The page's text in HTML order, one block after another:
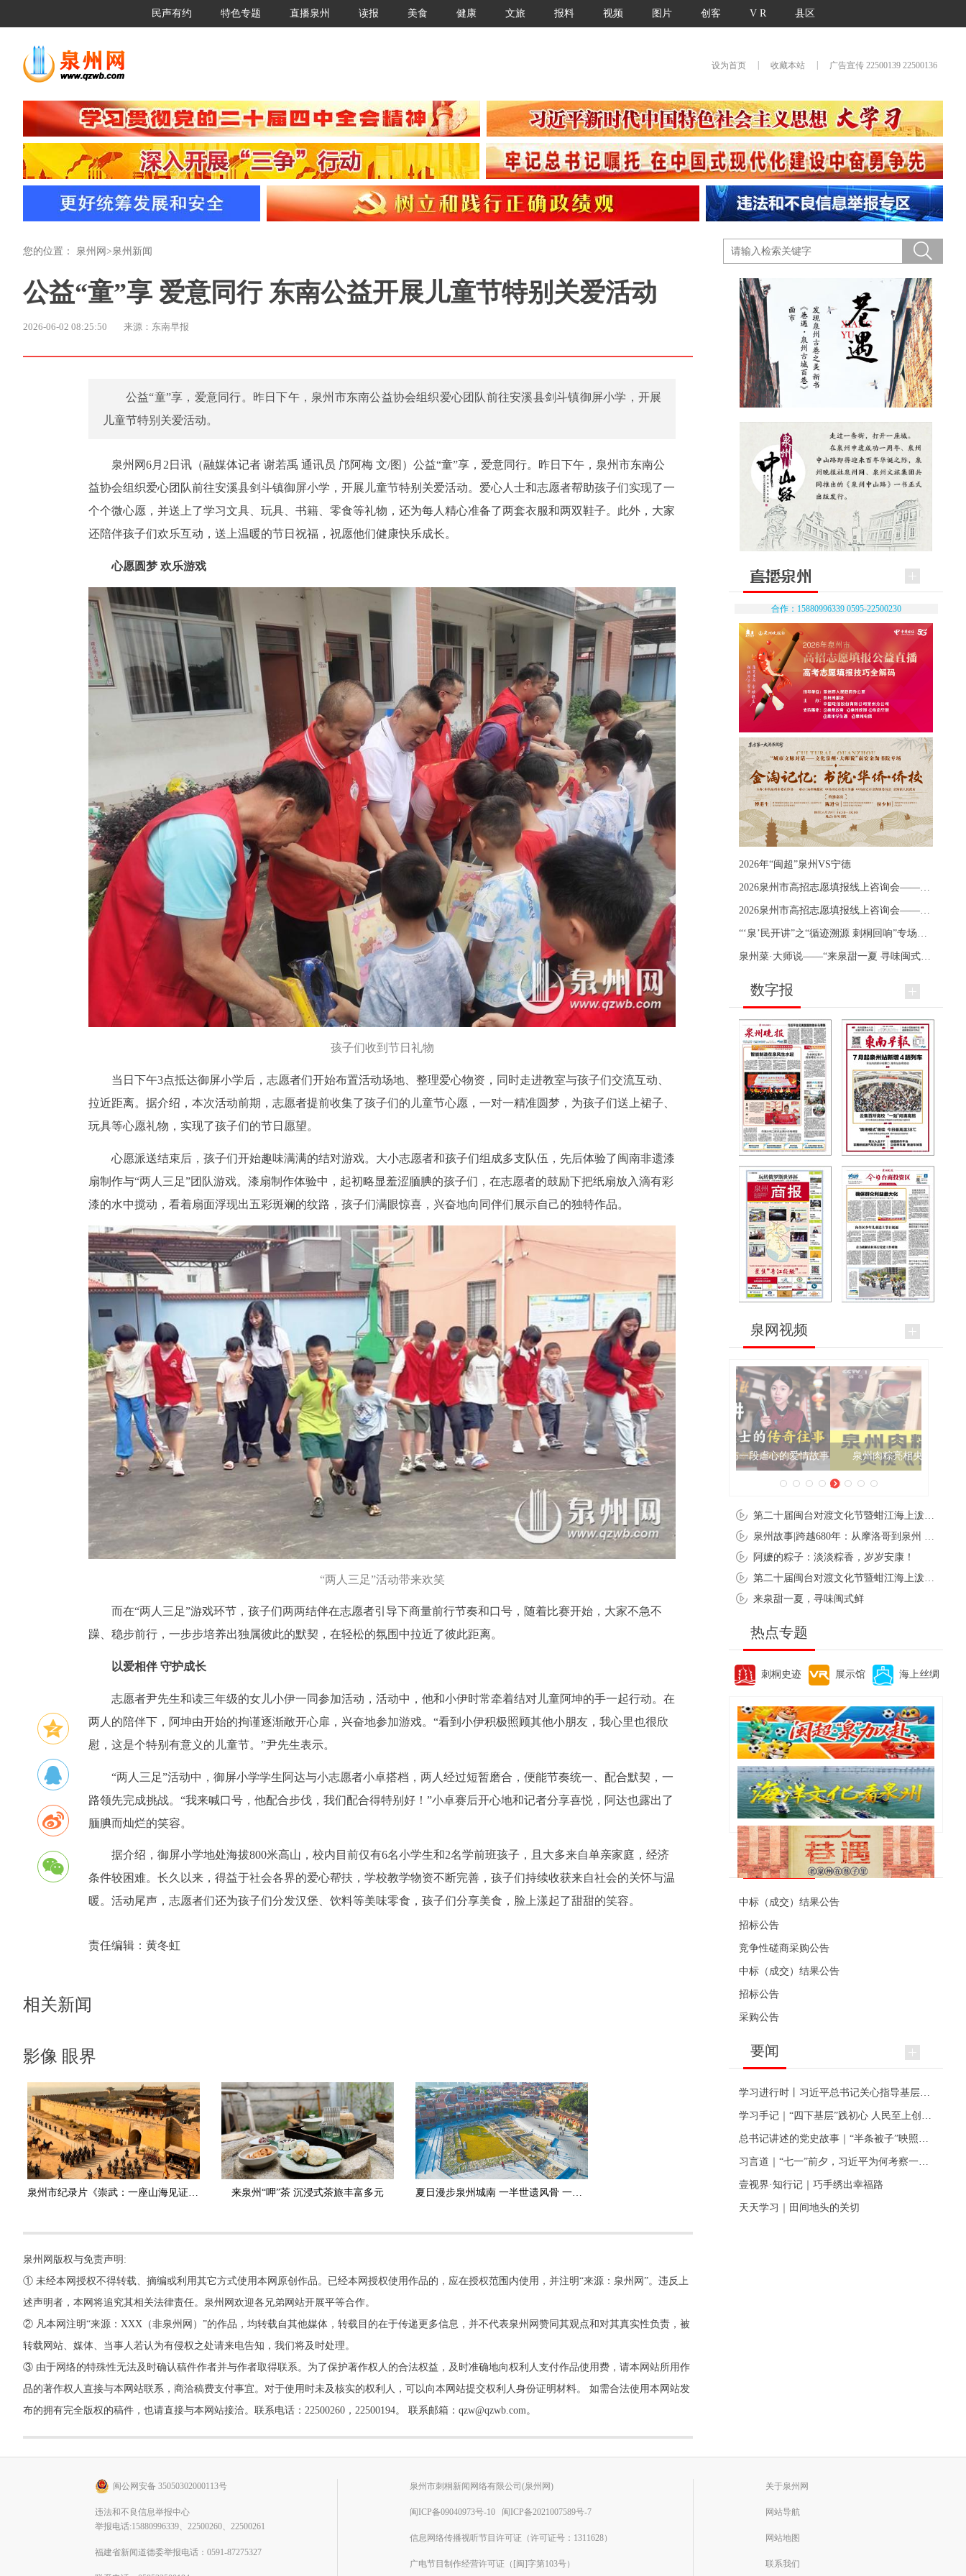
民声有约 特色专题 直播泉州 读报 美食 健康 文旅 报料 视频 图片 创客 V R 县区
设为首页 收藏本站 广告宣传 22500139 22500136
您的位置： 泉州网 >泉州新闻
公益“童”享 爱意同行 东南公益开展儿童节特别关爱活动
2026-06-02 08:25:50 来源：东南早报
公益“童”享，爱意同行。昨日下午，泉州市东南公益协会组织爱心团队前往安溪县剑斗镇御屏小学，开展
儿童节特别关爱活动。
泉州网6月2日讯（融媒体记者 谢若禹 通讯员 邝阿梅 文/图）公益“童”享，爱意同行。昨日下午，泉州市东南公
益协会组织爱心团队前往安溪县剑斗镇御屏小学，开展儿童节特别关爱活动。爱心人士和志愿者帮助孩子们实现了一
个个微心愿，并送上了学习文具、玩具、书籍、零食等礼物，还为每人精心准备了两套衣服和两双鞋子。此外，大家
还陪伴孩子们欢乐互动，送上温暖的节日祝福，祝愿他们健康快乐成长。
心愿圆梦 欢乐游戏
孩子们收到节日礼物
当日下午3点抵达御屏小学后，志愿者们开始布置活动场地、整理爱心物资，同时走进教室与孩子们交流互动、
拉近距离。据介绍，本次活动前期，志愿者提前收集了孩子们的儿童节心愿，一对一精准圆梦，为孩子们送上裙子、
玩具等心愿礼物，实现了孩子们的节日愿望。
心愿派送结束后，孩子们开始趣味满满的结对游戏。大小志愿者和孩子们组成多支队伍，先后体验了闽南非遗漆
扇制作与“两人三足”团队游戏。漆扇制作体验中，起初略显羞涩腼腆的孩子们，在志愿者的鼓励下把纸扇放入滴有彩
漆的水中搅动，看着扇面浮现出五彩斑斓的纹路，孩子们满眼惊喜，兴奋地向同伴们展示自己的独特作品。
“两人三足”活动带来欢笑
而在“两人三足”游戏环节，孩子们两两结伴在志愿者引导下商量前行节奏和口号，随着比赛开始，大家不急不
躁、稳步前行，一步步培养出独属彼此的默契，在轻松的氛围中拉近了彼此距离。
以爱相伴 守护成长
志愿者尹先生和读三年级的女儿小伊一同参加活动，活动中，他和小伊时常牵着结对儿童阿坤的手一起行动。在
两人的陪伴下，阿坤由开始的拘谨逐渐敞开心扉，兴奋地参加游戏。“看到小伊积极照顾其他小朋友，我心里也很欣
慰，这是个特别有意义的儿童节。”尹先生表示。
“两人三足”活动中，御屏小学学生阿达与小志愿者小卓搭档，两人经过短暂磨合，便能节奏统一、配合默契，一
路领先完成挑战。“我来喊口号，他配合步伐，我们配合得特别好！”小卓赛后开心地和记者分享喜悦，阿达也露出了
腼腆而灿烂的笑容。
据介绍，御屏小学地处海拔800米高山，校内目前仅有6名小学生和2名学前班孩子，且大多来自单亲家庭，经济
条件较困难。长久以来，得益于社会各界的爱心帮扶，学校教学物资不断完善，孩子们持续收获来自社会的关怀与温
暖。活动尾声，志愿者们还为孩子们分发汉堡、饮料等美味零食，孩子们分享美食，脸上漾起了甜甜的笑容。
责任编辑： 黄冬虹
相关新闻
影像 眼界
泉州市纪录片《崇武：一座山海见证的英雄之城》斩获国家级大奖 来泉州“呷”茶 沉浸式茶旅丰富多元 夏日漫步泉州城南 一半世遗风骨 一半古早滋味
泉州网版权与免责声明:
① 未经本网授权不得转载、摘编或利用其它方式使用本网原创作品。已经本网授权使用作品的，应在授权范围内使用，并注明“来源：泉州网”。违反上
述声明者，本网将追究其相关法律责任。泉州网欢迎各兄弟网站开展平等合作。
② 凡本网注明“来源：XXX（非泉州网）”的作品，均转载自其他媒体，转载目的在于传递更多信息，并不代表泉州网赞同其观点和对其真实性负责，被
转载网站、媒体、当事人若认为有侵权之处请来电告知，我们将及时处理。
③ 由于网络的特殊性无法及时确认稿件作者并与作者取得联系。为了保护著作权人的合法权益，及时准确地向权利人支付作品使用费，请本网站所用作
品的著作权人直接与本网站联系，商洽稿费支付事宜。对于使用时未及核实的权利人，可以向本网站提交权利人身份证明材料。 如需合法使用本网站发
布的拥有完全版权的稿件，也请直接与本网站接洽。联系电话：22500260，22500194。 联系邮箱：qzw@qzwb.com。
合作：15880996339 0595-22500230
2026年“闽超”泉州VS宁德
数字报
泉网视频
泉州肉粽亮相央视《新闻联播》
阿嬷的粽子：淡淡粽香，岁岁安康！
来泉甜一夏，寻味闽式鲜
热点专题
刺桐史迹 展示馆 海上丝绸
便民资讯
中标（成交）结果公告
招标公告
竞争性磋商采购公告
中标（成交）结果公告
招标公告
采购公告
要闻
壹视界·知行记｜巧手绣出幸福路
天天学习｜田间地头的关切
闽公网安备 35050302000113号
违法和不良信息举报中心
举报电话:15880996339、22500260、22500261
福建省新闻道德委举报电话：0591-87275327
泉州市刺桐新闻网络有限公司(泉州网)
闽ICP备09040973号-10 闽ICP备2021007589号-7
信息网络传播视听节目许可证（许可证号：1311628）
广电节目制作经营许可证（[闽]字第103号）
关于泉州网
网站导航
网站地图
联系我们